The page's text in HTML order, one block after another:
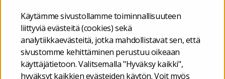
Käytämme sivustollamme toiminnallisuuteen
liittyviä evästeitä (cookies) sekä
analytiikkaevästeitä, jotka mahdollistavat sen, että
sivustomme kehittäminen perustuu oikeaan
käyttäjätietoon. Valitsemalla "Hyväksy kaikki",
hyväksyt kaikkien evästeiden käytön. Voit myös
Kokonaiskuva viestinnän
seurantamittareista